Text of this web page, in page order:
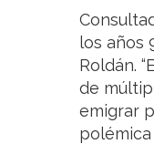
los años
Roldán.
de
emigrar